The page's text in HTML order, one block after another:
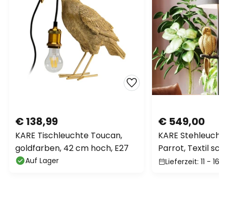
€ 138,99
KARE Tischleuchte Toucan,
goldfarben, 42 cm hoch, E27
Auf Lager
€ 549,00
KARE
Parrot, Textil
gold
Lieferzeit: 11 - 16